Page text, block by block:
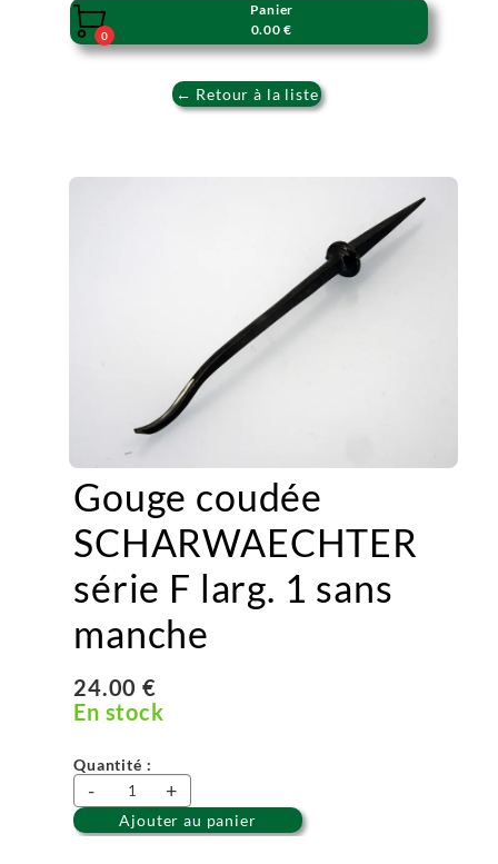

0
Panier
0.00 €
← Retour à la liste
Gouge coudée
SCHARWAECHTER
série F larg. 1 sans
manche
24.00 €
En stock
Quantité :
- +
Ajouter au panier